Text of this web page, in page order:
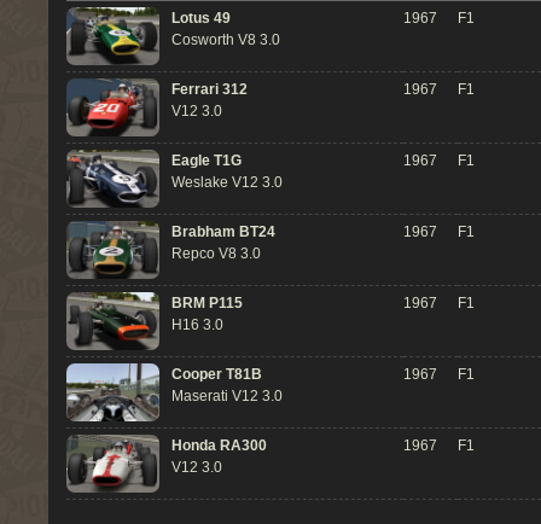
Lotus 49
Cosworth V8 3.0
1967 F1
Ferrari 312
V12 3.0
1967 F1
Eagle T1G
Weslake V12 3.0
1967 F1
Brabham BT24
Repco V8 3.0
1967 F1
BRM P115
H16 3.0
1967 F1
Cooper T81B
Maserati V12 3.0
1967 F1
Honda RA300
V12 3.0
1967 F1